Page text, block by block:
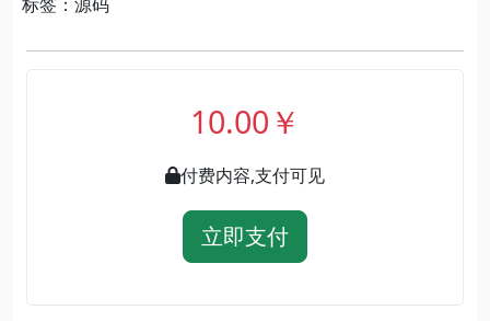
10.00￥
付费内容,支付可见
立即支付